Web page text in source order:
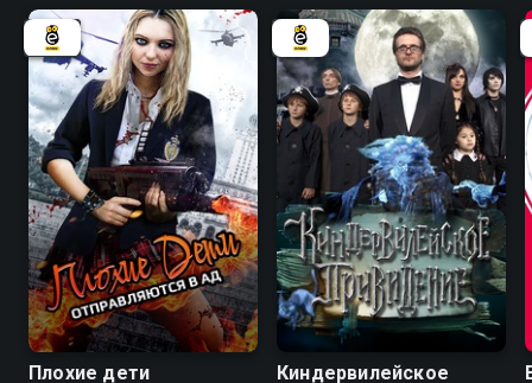
4.8 4.7
Плохие дети
4.7
Киндервилейское